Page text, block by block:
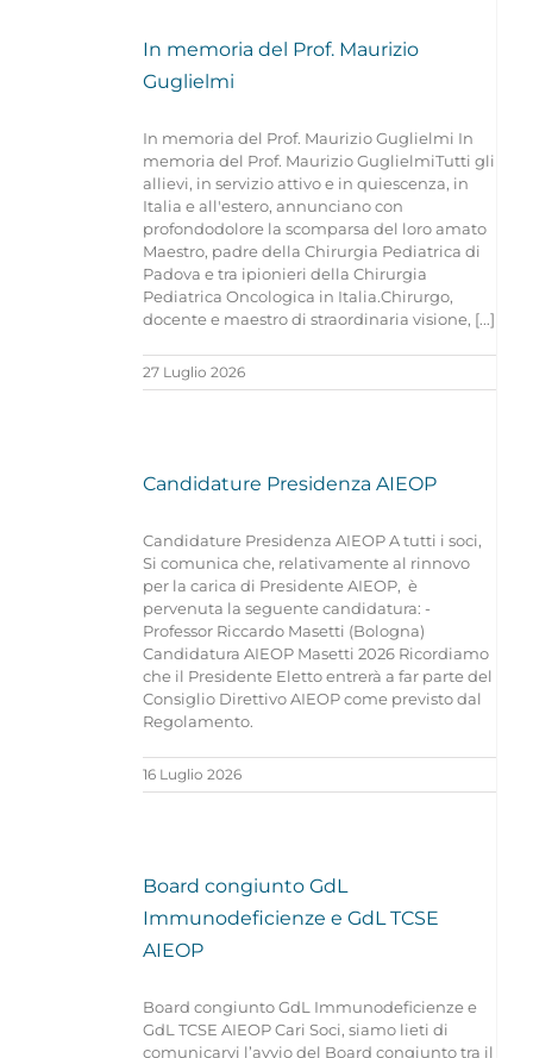
OPERATORI SANITARI
In memoria del Prof. Maurizio
Guglielmi
In memoria del Prof. Maurizio Guglielmi In
memoria del Prof. Maurizio GuglielmiTutti gli
allievi, in servizio attivo e in quiescenza, in
Italia e all'estero, annunciano con
profondodolore la scomparsa del loro amato
Maestro, padre della Chirurgia Pediatrica di
Padova e tra ipionieri della Chirurgia
Pediatrica Oncologica in Italia.Chirurgo,
docente e maestro di straordinaria visione, [...]
27 Luglio 2026
Candidature Presidenza AIEOP
Candidature Presidenza AIEOP A tutti i soci,
Si comunica che, relativamente al rinnovo
per la carica di Presidente AIEOP, è
pervenuta la seguente candidatura: -
Professor Riccardo Masetti (Bologna)
Candidatura AIEOP Masetti 2026 Ricordiamo
che il Presidente Eletto entrerà a far parte del
Consiglio Direttivo AIEOP come previsto dal
Regolamento.
16 Luglio 2026
Board congiunto GdL
Immunodeficienze e GdL TCSE
AIEOP
Board congiunto GdL Immunodeficienze e
GdL TCSE AIEOP Cari Soci, siamo lieti di
comunicarvi l’avvio del Board congiunto tra il